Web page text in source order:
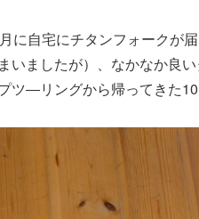
に自宅にチタンフォークが
いましたが）、なかなか良
ツ―リングから帰ってきた